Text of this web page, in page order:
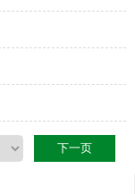
下一页